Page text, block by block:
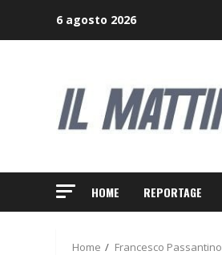
6 agosto 2026
HOME REPORTAGE
Home Francesco Passantino